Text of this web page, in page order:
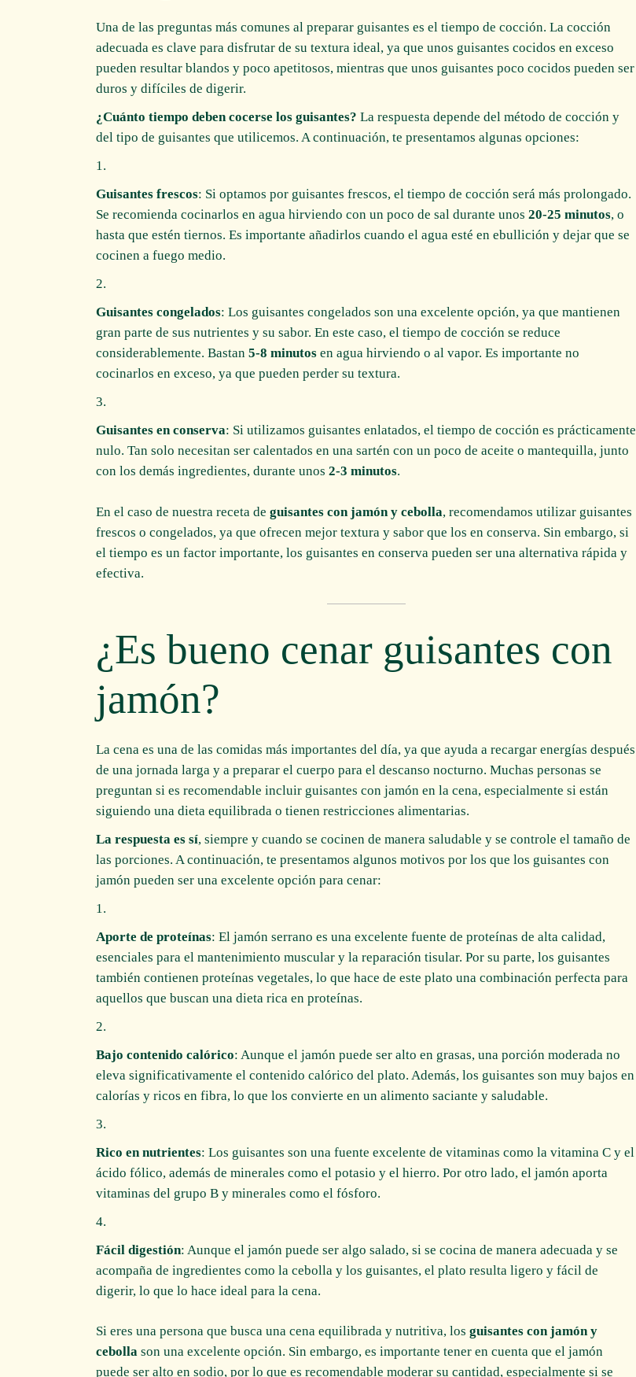
Una de las preguntas más comunes al preparar guisantes es el tiempo de cocción. La cocción
adecuada es clave para disfrutar de su textura ideal, ya que unos guisantes cocidos en exceso
pueden resultar blandos y poco apetitosos, mientras que unos guisantes poco cocidos pueden ser
duros y difíciles de digerir.
¿Cuánto tiempo deben cocerse los guisantes? La respuesta depende del método de cocción y
del tipo de guisantes que utilicemos. A continuación, te presentamos algunas opciones:
Guisantes frescos: Si optamos por guisantes frescos, el tiempo de cocción será más prolongado.
Se recomienda cocinarlos en agua hirviendo con un poco de sal durante unos 20-25 minutos, o
hasta que estén tiernos. Es importante añadirlos cuando el agua esté en ebullición y dejar que se
cocinen a fuego medio.
Guisantes congelados: Los guisantes congelados son una excelente opción, ya que mantienen
gran parte de sus nutrientes y su sabor. En este caso, el tiempo de cocción se reduce
considerablemente. Bastan 5-8 minutos en agua hirviendo o al vapor. Es importante no
cocinarlos en exceso, ya que pueden perder su textura.
Guisantes en conserva: Si utilizamos guisantes enlatados, el tiempo de cocción es prácticamente
nulo. Tan solo necesitan ser calentados en una sartén con un poco de aceite o mantequilla, junto
con los demás ingredientes, durante unos 2-3 minutos.
En el caso de nuestra receta de guisantes con jamón y cebolla, recomendamos utilizar guisantes
frescos o congelados, ya que ofrecen mejor textura y sabor que los en conserva. Sin embargo, si
el tiempo es un factor importante, los guisantes en conserva pueden ser una alternativa rápida y
efectiva.
¿Es bueno cenar guisantes con
jamón?
La cena es una de las comidas más importantes del día, ya que ayuda a recargar energías después
de una jornada larga y a preparar el cuerpo para el descanso nocturno. Muchas personas se
preguntan si es recomendable incluir guisantes con jamón en la cena, especialmente si están
siguiendo una dieta equilibrada o tienen restricciones alimentarias.
La respuesta es sí, siempre y cuando se cocinen de manera saludable y se controle el tamaño de
las porciones. A continuación, te presentamos algunos motivos por los que los guisantes con
jamón pueden ser una excelente opción para cenar:
Aporte de proteínas: El jamón serrano es una excelente fuente de proteínas de alta calidad,
esenciales para el mantenimiento muscular y la reparación tisular. Por su parte, los guisantes
también contienen proteínas vegetales, lo que hace de este plato una combinación perfecta para
aquellos que buscan una dieta rica en proteínas.
Bajo contenido calórico: Aunque el jamón puede ser alto en grasas, una porción moderada no
eleva significativamente el contenido calórico del plato. Además, los guisantes son muy bajos en
calorías y ricos en fibra, lo que los convierte en un alimento saciante y saludable.
Rico en nutrientes: Los guisantes son una fuente excelente de vitaminas como la vitamina C y el
ácido fólico, además de minerales como el potasio y el hierro. Por otro lado, el jamón aporta
vitaminas del grupo B y minerales como el fósforo.
Fácil digestión: Aunque el jamón puede ser algo salado, si se cocina de manera adecuada y se
acompaña de ingredientes como la cebolla y los guisantes, el plato resulta ligero y fácil de
digerir, lo que lo hace ideal para la cena.
Si eres una persona que busca una cena equilibrada y nutritiva, los guisantes con jamón y
cebolla son una excelente opción. Sin embargo, es importante tener en cuenta que el jamón
puede ser alto en sodio, por lo que es recomendable moderar su cantidad, especialmente si se